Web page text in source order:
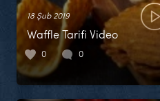
18 Şub 2019
Waffle Tarifi Video
0 0